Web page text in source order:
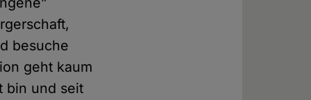
besuche
geht kaum
bin und seit